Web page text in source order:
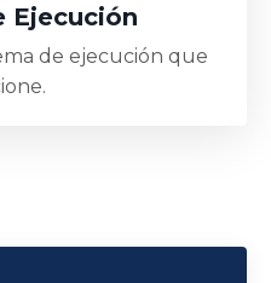
Ejecución
de ejecución que